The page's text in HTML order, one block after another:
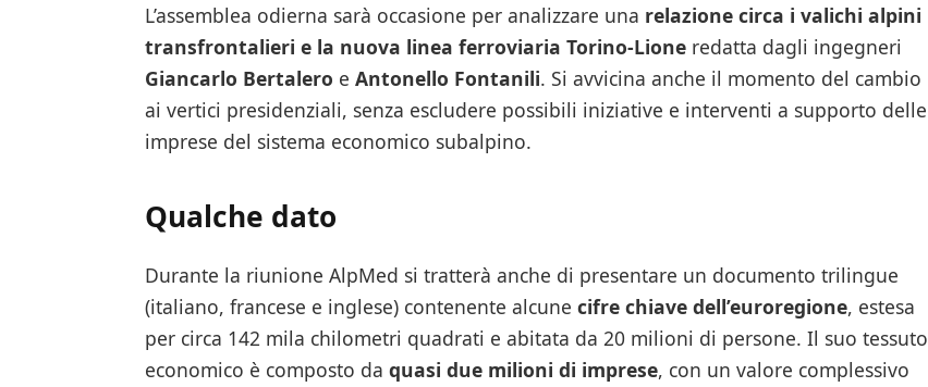
L’assemblea odierna sarà occasione per analizzare una relazione circa i valichi alpini
transfrontalieri e la nuova linea ferroviaria Torino-Lioneredatta dagli ingegneri
Giancarlo Bertalero e Antonello Fontanili. Si avvicina anche il momento del cambio
ai vertici presidenziali, senza escludere possibili iniziative e interventi a supporto delle
imprese del sistema economico subalpino.
Qualche dato
Durante la riunione AlpMed si tratterà anche di presentare un documento trilingue
(italiano, francese e inglese) contenente alcune cifre chiave dell’euroregione, estesa
per circa 142 mila chilometri quadrati e abitata da 20 milioni di persone. Il suo tessuto
economico è composto da quasi due milioni di imprese, con un valore complessivo